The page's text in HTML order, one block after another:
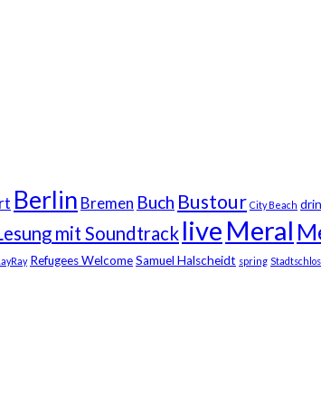
Berlin Bremen Buch Bustour City Beach
mit Soundtrack live Meral
Refugees WelcomeSamuel Halscheidt spring